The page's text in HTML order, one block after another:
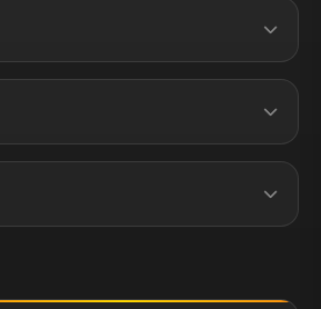
Terms &
झारखण्ड